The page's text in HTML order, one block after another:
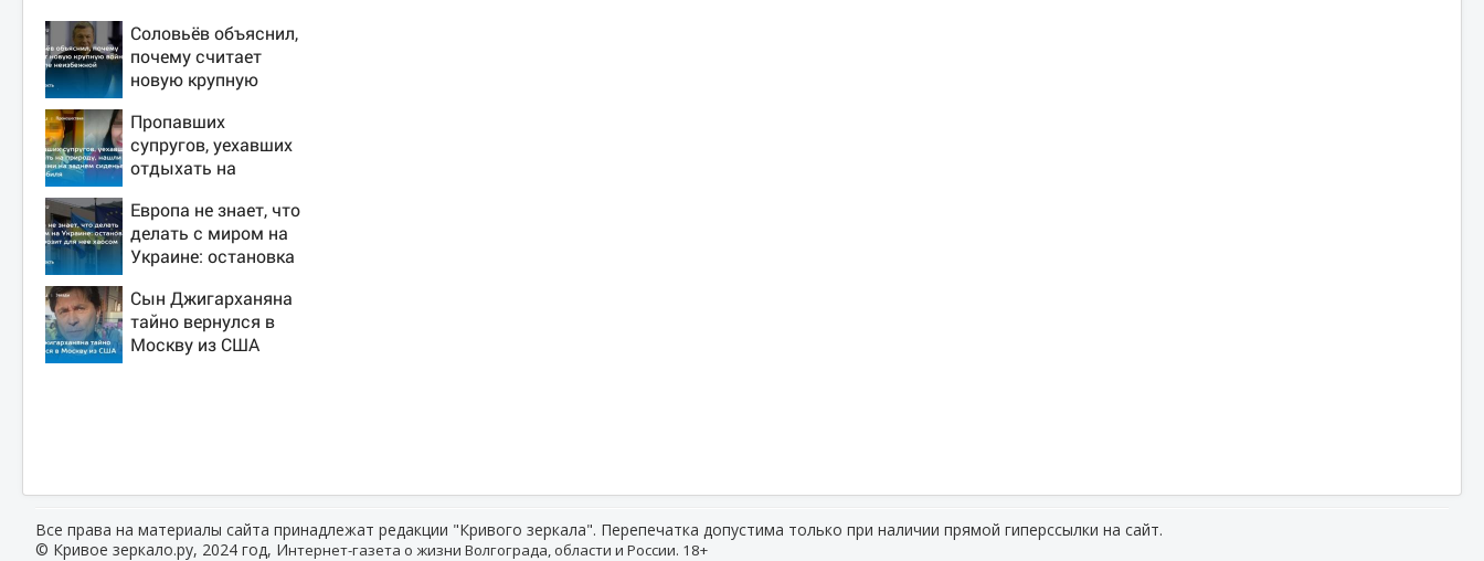
Соловьёв объяснил,
почему считает
новую крупную
неизбежной
Пропавших
супругов, уехавших
отдыхать на
мертвыми на
заднем сиденье
автомобиля
Европа не знает, что
делать с миром на
Украине: остановка
хаосом
Сын Джигарханяна
тайно вернулся в
Москву из США
Все права на материалы сайта принадлежат редакции "Кривого зеркала". Перепечатка допустима только при наличии прямой гиперссылки на сайт.
© Кривое зеркало.ру, 2024 год, Интернет-газета о жизни Волгограда, области и России. 18+